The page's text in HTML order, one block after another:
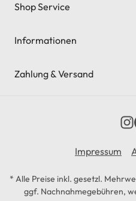
Shop Service
Informationen
Zahlung & Versand
Impressum
* Alle Preise inkl. gesetzl.
ggf. Nachnahmegebühren,